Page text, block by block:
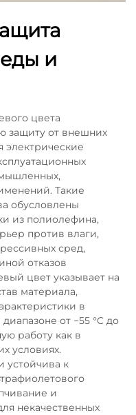
и
цвета
защиту от внешних
электрические
Такие
обусловлены
из полиолефина,
против влаги,
сред,
отказов
цвет указывает на
материала,
в
от −55 °C до
работу как в
условиях.
устойчива к
и
некачественных